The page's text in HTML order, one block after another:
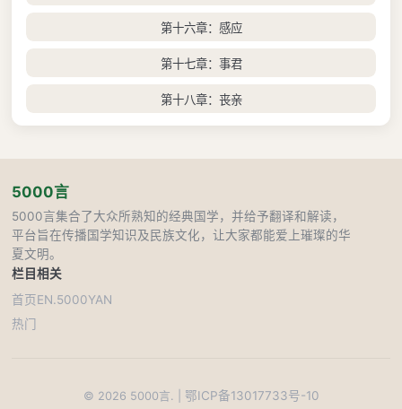
第十六章：感应
第十七章：事君
第十八章：丧亲
5000言
5000言集合了大众所熟知的经典国学，并给予翻译和解读，
平台旨在传播国学知识及民族文化，让大家都能爱上璀璨的华
夏文明。
栏目
首页
热门
相关
EN.5000YAN
© 2026 5000言. | 鄂ICP备13017733号-10